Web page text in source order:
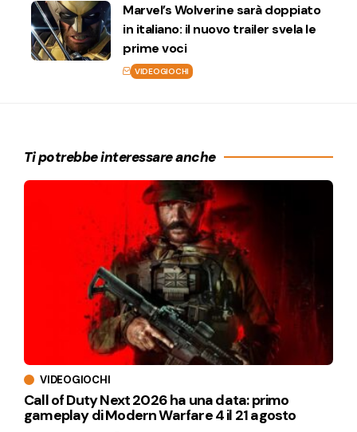
Marvel’s Wolverine sarà doppiato
in italiano: il nuovo trailer svela le
prime voci
VIDEOGIOCHI
Ti potrebbe interessare anche
VIDEOGIOCHI
Call of Duty Next 2026 ha una data: primo
gameplay di Modern Warfare 4 il 21 agosto